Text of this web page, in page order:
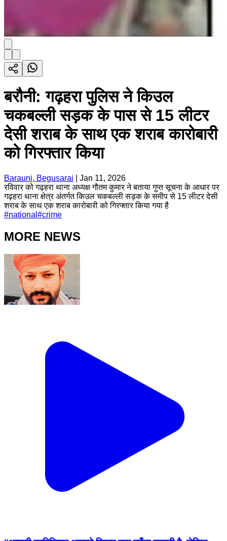
बरौनी: गढ़हरा पुलिस ने किउल
चकबल्ली सड़क के पास से 15 लीटर
देसी शराब के साथ एक शराब कारोबारी
को गिरफ्तार किया
Barauni, Begusarai
Jan 11, 2026
रविवार को गढ़हरा थाना अध्यक्ष गौतम कुमार ने बताया गुप्त सूचना के आधार पर
गढ़हरा थाना क्षेत्र अंतर्गत किउल चकबल्ली सड़क के समीप से 15 लीटर देसी
शराब के साथ एक शराब कारोबारी को गिरफ्तार किया गया है
#national #crime
MORE NEWS